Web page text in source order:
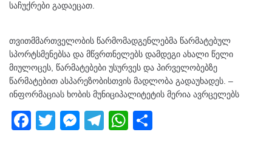
საჩუქრები გადაეცათ.
თვითმმართველობის წარმომადგენლებმა წარმატებულ
სპორტსმენებსა და მწვრთნელებს დამდეგი ახალი წელი
მიულოცეს, წარმატებები უსურვეს და პირველობებზე
წარმატებით ასპარეზობისთვის მადლობა გადაუხადეს. –
ინფორმაციას ხობის მუნიციპალიტეტის მერია ავრცელებს
F
T
M
T
W